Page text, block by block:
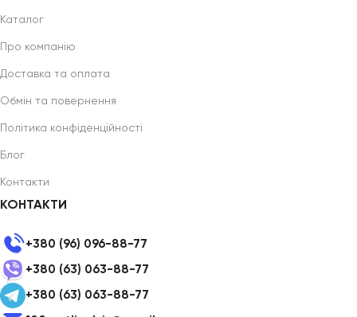
Каталог
Про компанію
Доставка та оплата
Обмін та повернення
Політика конфіденційності
Блог
Контакти
КОНТАКТИ
+380 (96) 096-88-77
+380 (63) 063-88-77
+380 (63) 063-88-77